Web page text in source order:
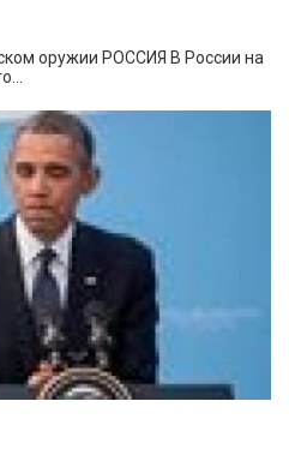
оружии РОССИЯ В России на